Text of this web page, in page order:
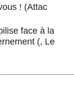
! (Attac
face à la
(, Le